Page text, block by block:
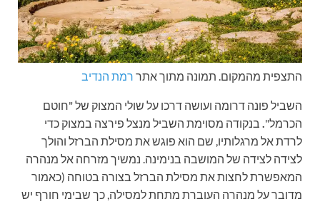
התצפית מהמקום. תמונה מתוך אתר רמת הנדיב
השביל פונה דרומה ועושה דרכו על שולי המצוק של "חוטם
הכרמל". בנקודה מסוימת השביל מנצל פירצה במצוק כדי
לרדת אל מרגלותיו, שם הוא פוגש את מסילת הברזל והולך
לצידה לצידה של המושבה בנימינה. נמשיך מזרחה אל מנהרה
המאפשרת לחצות את מסילת הברזל בצורה בטוחה (כאמור
מדובר על מנהרה העוברת מתחת למסילה, כך שבימי חורף יש